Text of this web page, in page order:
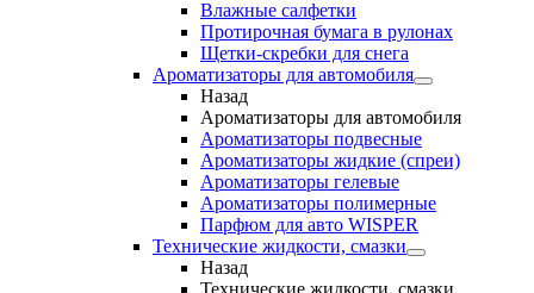
Влажные салфетки
Протирочная бумага в рулонах
Щетки-скребки для снега
Ароматизаторы для автомобиля
Назад
Ароматизаторы для автомобиля
Ароматизаторы подвесные
Ароматизаторы жидкие (спреи)
Ароматизаторы гелевые
Ароматизаторы полимерные
Парфюм для авто WISPER
Технические жидкости, смазки
Назад
Технические жидкости, смазки